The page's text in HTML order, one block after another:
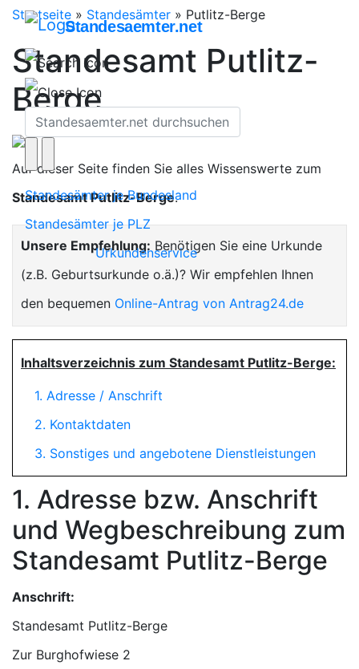
Standesaemter.net
Standesämter je Bundesland
Standesämter je PLZ
Urkundenservice
Startseite » Standesämter » Putlitz-Berge
Standesamt Putlitz-
Berge
Auf dieser Seite finden Sie alles Wissenswerte zum
Standesamt Putlitz-Berge.
Unsere Empfehlung: Benötigen Sie eine Urkunde
(z.B. Geburtsurkunde o.ä.)? Wir empfehlen Ihnen
den bequemen Online-Antrag von Antrag24.de
Inhaltsverzeichnis zum Standesamt Putlitz-Berge:
1. Adresse / Anschrift
2. Kontaktdaten
3. Sonstiges und angebotene Dienstleistungen
1. Adresse bzw. Anschrift
und Wegbeschreibung zum
Standesamt Putlitz-Berge
Anschrift:
Standesamt Putlitz-Berge